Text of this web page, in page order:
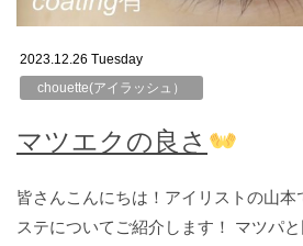
2023.12.26 Tuesday
chouette(アイラッシュ）
マツエクの良さ
皆さんこんにちは！アイリストの山本
ステについてご紹介します！ マツパ